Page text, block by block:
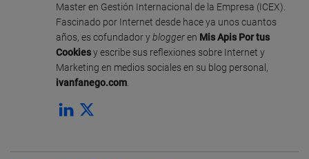
Master en Gestión Internacional de la Empresa (ICEX).
Fascinado por Internet desde hace ya unos cuantos
años, es cofundador ybloggeren Mis Apis Por tus
Cookiesy escribe sus reflexiones sobre Internet y
Marketing en medios sociales en su blog personal,
ivanfanego.com